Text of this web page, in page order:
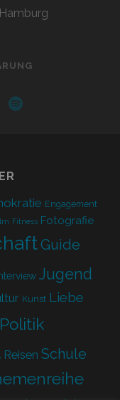
spotify
Engagement
Fitness Fotografie
Guide
Jugend
Kunst Liebe
Politik
Reisen Schule